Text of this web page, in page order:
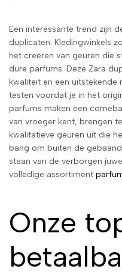
Een interessante trend zijn
duplicaten. Kledingwinkels
het creëren van geuren die
dure parfums. Deze Zara
kwaliteit en een
testen voordat je in het
parfums maken een
van vroeger kent, brengen
kwalitatieve geuren uit die
bang om buiten de
staan van de verborgen
volledige assortiment
Onze